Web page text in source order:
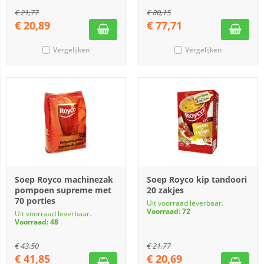
€21,77
€ 20,89
Vergelijken
€80,15
€ 77,71
Vergelijken
Soep Royco machinezak
pompoen supreme met
70 porties
Uit voorraad leverbaar.
Voorraad: 48
€43,50
€ 41,85
Soep Royco kip tandoori
20 zakjes
Uit voorraad leverbaar.
Voorraad: 72
€21,77
€ 20,69